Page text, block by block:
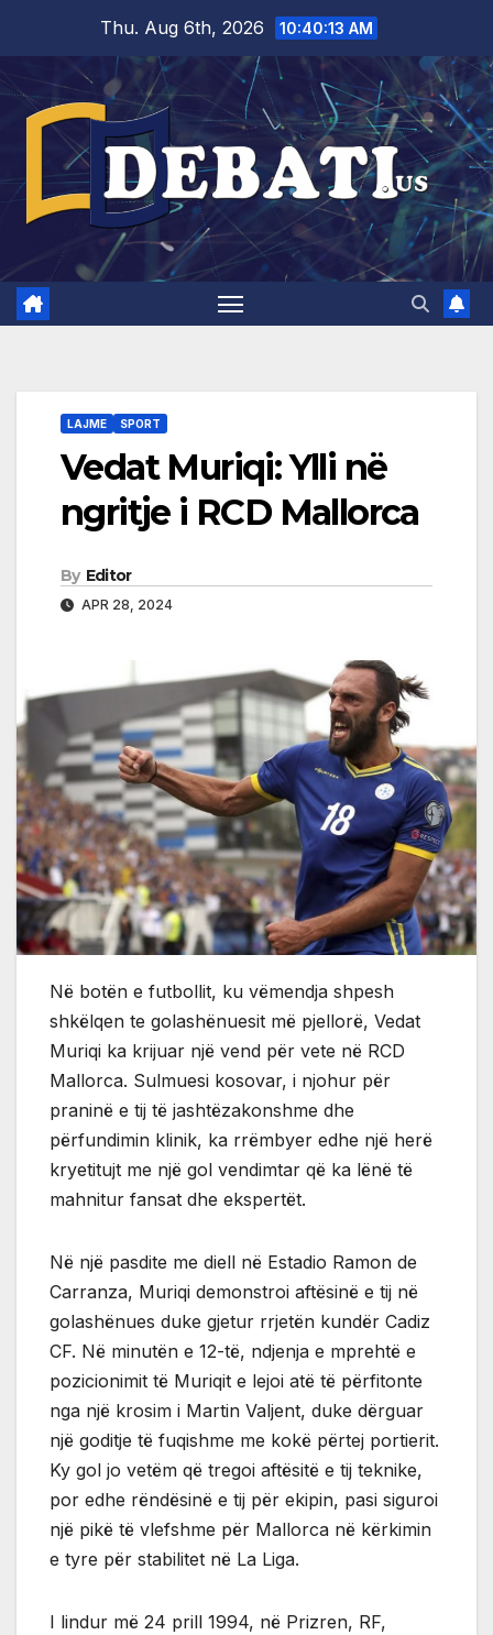
content
Thu. Aug 6th, 2026 10:40:14 AM
LAJME SPORT
Vedat Muriqi: Ylli në
ngritje i RCD Mallorca
By Editor
APR 28, 2024
Në botën e futbollit, ku vëmendja shpesh
shkëlqen te golashënuesit më pjellorë, Vedat
Muriqi ka krijuar një vend për vete në RCD
Mallorca. Sulmuesi kosovar, i njohur për
praninë e tij të jashtëzakonshme dhe
përfundimin klinik, ka rrëmbyer edhe një herë
kryetitujt me një gol vendimtar që ka lënë të
mahnitur fansat dhe ekspertët.
Në një pasdite me diell në Estadio Ramon de
Carranza, Muriqi demonstroi aftësinë e tij në
golashënues duke gjetur rrjetën kundër Cadiz
CF. Në minutën e 12-të, ndjenja e mprehtë e
pozicionimit të Muriqit e lejoi atë të përfitonte
nga një krosim i Martin Valjent, duke dërguar
një goditje të fuqishme me kokë përtej portierit.
Ky gol jo vetëm që tregoi aftësitë e tij teknike,
por edhe rëndësinë e tij për ekipin, pasi siguroi
një pikë të vlefshme për Mallorca në kërkimin
e tyre për stabilitet në La Liga.
I lindur më 24 prill 1994, në Prizren, RF,